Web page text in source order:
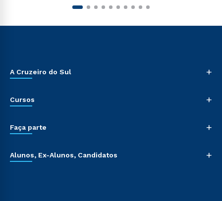
A Cruzeiro do Sul +
Cursos +
Faça parte +
Alunos, Ex-Alunos, Candidatos +